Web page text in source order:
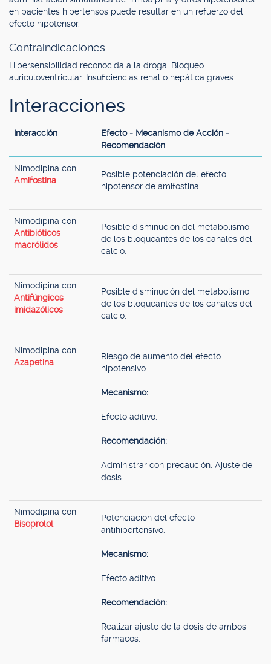
en pacientes hipertensos puede resultar en un refuerzo del
efecto hipotensor.
Contraindicaciones.
Hipersensibilidad reconocida a la droga. Bloqueo
auriculoventricular. Insuficiencias renal o hepática graves.
Interacciones
Interacción
Efecto - Mecanismo de Acción -
Recomendación
Nimodipina con
Amifostina
Posible potenciación del efecto
hipotensor de amifostina.
Nimodipina con
Antibióticos
macrólidos
Posible disminución del metabolismo
de los bloqueantes de los canales del
calcio.
Nimodipina con
Antifúngicos
imidazólicos
Posible disminución del metabolismo
de los bloqueantes de los canales del
calcio.
Nimodipina con
Azapetina
Riesgo de aumento del efecto
hipotensivo.
Mecanismo:
Efecto aditivo.
Recomendación:
Administrar con precaución. Ajuste de
dosis.
Nimodipina con
Bisoprolol
Potenciación del efecto
antihipertensivo.
Mecanismo:
Efecto aditivo.
Recomendación:
Realizar ajuste de la dosis de ambos
fármacos.